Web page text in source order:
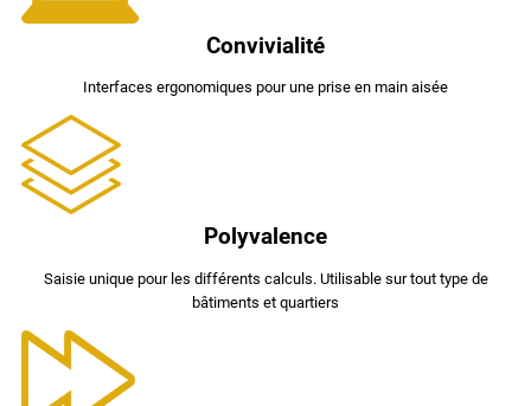
Convivialité
Interfaces ergonomiques pour une prise en main aisée
Polyvalence
Saisie unique pour les différents calculs. Utilisable sur tout type de
bâtiments et quartiers